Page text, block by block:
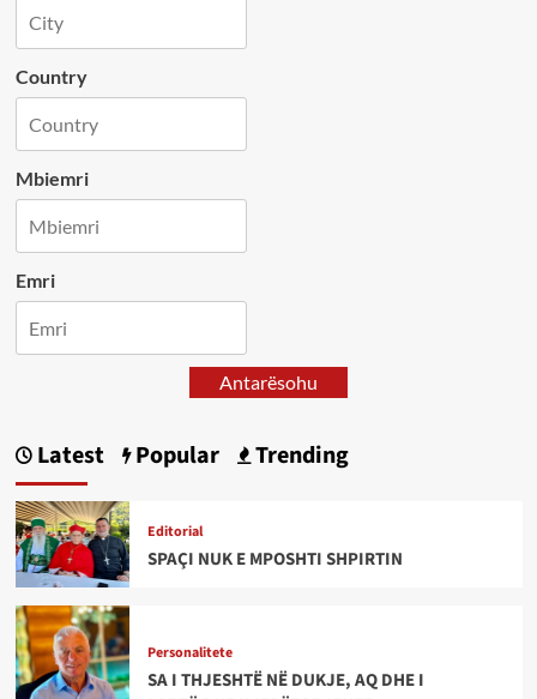
Country
Mbiemri
Emri
Antarësohu
Latest Popular Trending
Editorial
SPAÇI NUK E MPOSHTI SHPIRTIN
Personalitete
SA I THJESHTË NË DUKJE, AQ DHE I